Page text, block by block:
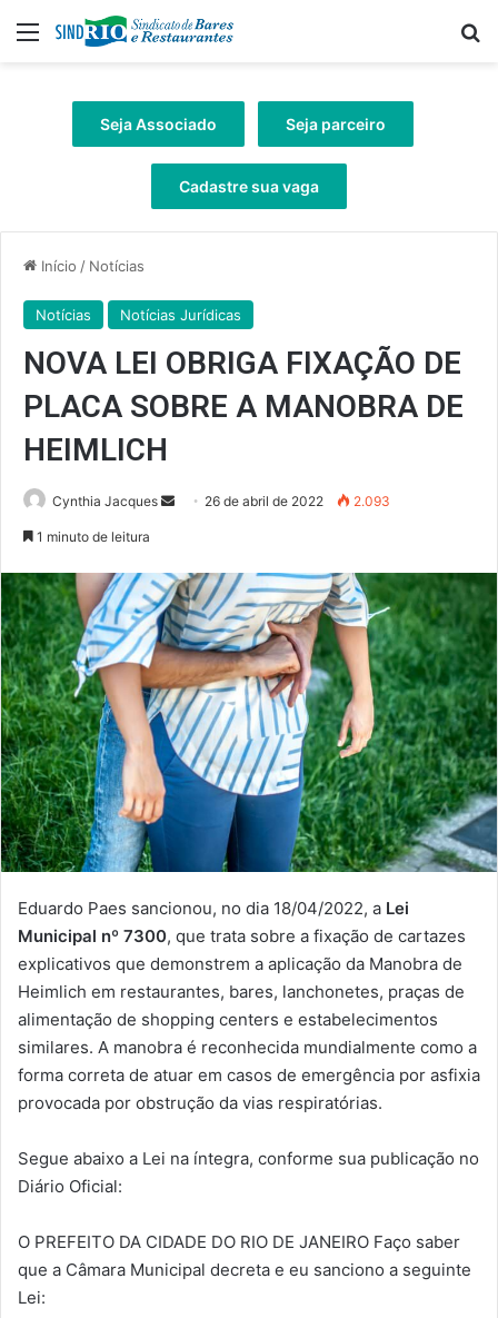
Menu
Seja Associado Seja parceiro
Cadastre sua vaga
Início / Notícias
Notícias Notícias Jurídicas
NOVA LEI OBRIGA FIXAÇÃO DE
PLACA SOBRE A MANOBRA DE
HEIMLICH
Cynthia Jacques
Mande
mail
26 de abril de 2022 2.093
1 minuto de leitura
Eduardo Paes sancionou, no dia 18/04/2022, a Lei
Municipal nº 7300, que trata sobre a fixação de cartazes
explicativos que demonstrem a aplicação da Manobra de
Heimlich em restaurantes, bares, lanchonetes, praças de
alimentação de shopping centers e estabelecimentos
similares. A manobra é reconhecida mundialmente como a
forma correta de atuar em casos de emergência por asfixia
provocada por obstrução da vias respiratórias.
Segue abaixo a Lei na íntegra, conforme sua publicação no
Diário Oficial:
O PREFEITO DA CIDADE DO RIO DE JANEIRO Faço saber
que a Câmara Municipal decreta e eu sanciono a seguinte
Lei: